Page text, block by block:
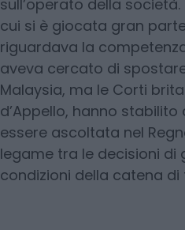
sull’operato della
cui si è giocata gran
riguardava la
aveva cercato di
Malaysia, ma le Corti
d’Appello, hanno
essere ascoltata nel
legame tra le decisioni di
condizioni della catena di